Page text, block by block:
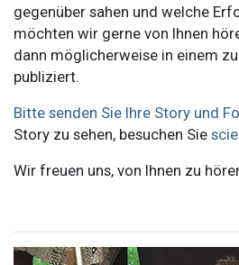
gegenüber sahen und welche
möchten wir gerne von Ihnen
dann möglicherweise in einem
publiziert.
Bitte senden Sie Ihre Story und
Story zu sehen, besuchen Sie
Wir freuen uns, von Ihnen zu